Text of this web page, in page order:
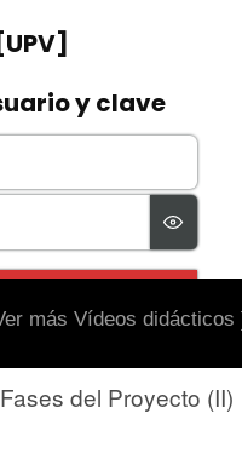
más Vídeos didácticos
Fases del Proyecto (II)